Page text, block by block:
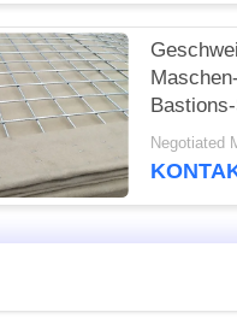
Jahre
Negotiated